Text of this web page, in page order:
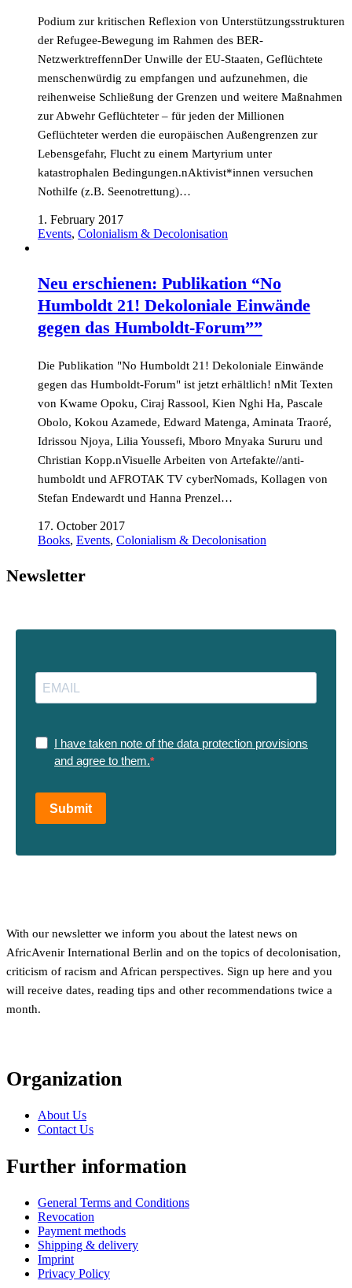
Podium zur kritischen Reflexion von Unterstützungsstrukturen
der Refugee-Bewegung im Rahmen des BER-
NetzwerktreffennDer Unwille der EU-Staaten, Geflüchtete
menschenwürdig zu empfangen und aufzunehmen, die
reihenweise Schließung der Grenzen und weitere Maßnahmen
zur Abwehr Geflüchteter – für jeden der Millionen
Geflüchteter werden die europäischen Außengrenzen zur
Lebensgefahr, Flucht zu einem Martyrium unter
katastrophalen Bedingungen.nAktivist*innen versuchen
Nothilfe (z.B. Seenotrettung)…
1. February 2017
Events, Colonialism & Decolonisation
Neu erschienen: Publikation “No
Humboldt 21! Dekoloniale Einwände
gegen das Humboldt-Forum””
Die Publikation "No Humboldt 21! Dekoloniale Einwände
gegen das Humboldt-Forum" ist jetzt erhältlich! nMit Texten
von Kwame Opoku, Ciraj Rassool, Kien Nghi Ha, Pascale
Obolo, Kokou Azamede, Edward Matenga, Aminata Traoré,
Idrissou Njoya, Lilia Youssefi, Mboro Mnyaka Sururu und
Christian Kopp.nVisuelle Arbeiten von Artefakte//anti-
humboldt und AFROTAK TV cyberNomads, Kollagen von
Stefan Endewardt und Hanna Prenzel…
17. October 2017
Books, Events, Colonialism & Decolonisation
Newsletter
I have taken note of the data protection provisions
and agree to them.
Submit
With our newsletter we inform you about the latest news on
AfricAvenir International Berlin and on the topics of decolonisation,
criticism of racism and African perspectives. Sign up here and you
will receive dates, reading tips and other recommendations twice a
month.
Organization
About Us
Contact Us
Further information
General Terms and Conditions
Revocation
Payment methods
Shipping & delivery
Imprint
Privacy Policy